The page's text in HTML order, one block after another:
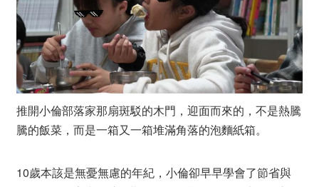
推開小倫部落家那扇斑駁的木門，迎面而來的，不是熱騰
騰的飯菜，而是一箱又一箱堆滿角落的泡麵紙箱。
10歲本該是無憂無慮的年紀，小倫卻早早學會了節省與